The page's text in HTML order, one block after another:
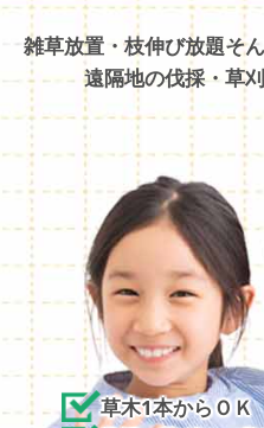
雑草放置・枝伸び放題そ
遠隔地の伐採・草
草木1本からＯＫ